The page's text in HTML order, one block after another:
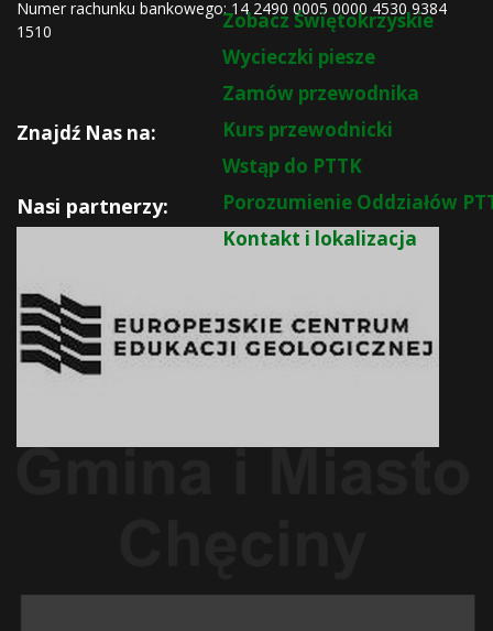
Zobacz Świętokrzyskie
Wycieczki piesze
Zamów przewodnika
Kurs przewodnicki
Wstąp do PTTK
Porozumienie Oddziałów
Kontakt i lokalizacja
Numer rachunku bankowego: 14 2490 0005 0000 4530 9384
1510
Znajdź Nas na:
Nasi partnerzy: